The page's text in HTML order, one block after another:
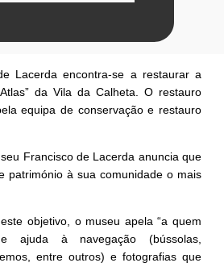
Lacerda encontra-se a restaurar a
da Vila da Calheta. O restauro
equipa de conservação e restauro
Francisco de Lacerda anuncia que
património à sua comunidade o mais
objetivo, o museu apela “a quem
ajuda à navegação (bússolas,
entre outros) e fotografias que